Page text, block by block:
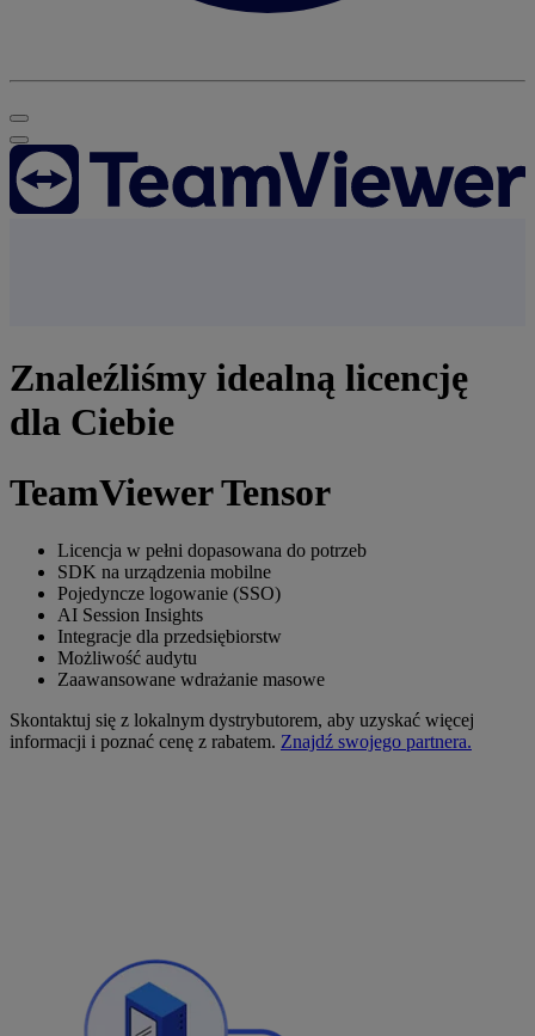
Znaleźliśmy idealną licencję
dla Ciebie
TeamViewer Tensor
Licencja w pełni dopasowana do potrzeb
SDK na urządzenia mobilne
Pojedyncze logowanie (SSO)
AI Session Insights
Integracje dla przedsiębiorstw
Możliwość audytu
Zaawansowane wdrażanie masowe
Skontaktuj się z lokalnym dystrybutorem, aby uzyskać więcej
informacji i poznać cenę z rabatem. Znajdź swojego partnera.